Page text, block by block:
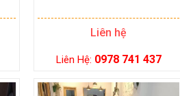
Liên hệ
Liên Hệ: 0978 741 437